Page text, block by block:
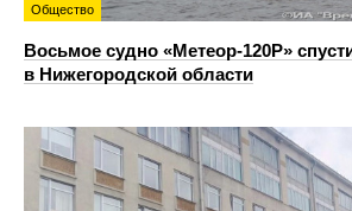
Общество
Восьмое судно «Метеор-120Р»
в Нижегородской области